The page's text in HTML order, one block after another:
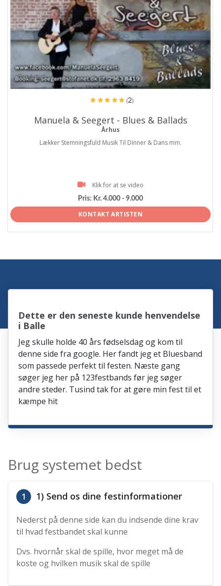
ProArtist
(2)
Manuela & Seegert - Blues & Ballads
Århus
Lækker Stemningsfuld Musik Til Dinner & Dans mm.
Klik for at se video
Pris: Kr. 4.000 - 9.000
KONTAKT ARTISTEN
Dette er den seneste kunde henvendelse
i Balle
Jeg skulle holde 40 års fødselsdag og kom til
denne side fra google. Her fandt jeg et Bluesband
som passede perfekt til festen. Næste gang
søger jeg her på 123festbands før jeg søger
andre steder. Tusind tak for at gøre min fest til et
kæmpe hit
Brug systemet bedst
1 1) Send os dine festinformationer
Nederst på denne side kan du indsende dine krav
til hvad festbandet skal kunne
Dvs. hvornår skal de spille, hvor meget må de
koste og hvilken musik skal de spille